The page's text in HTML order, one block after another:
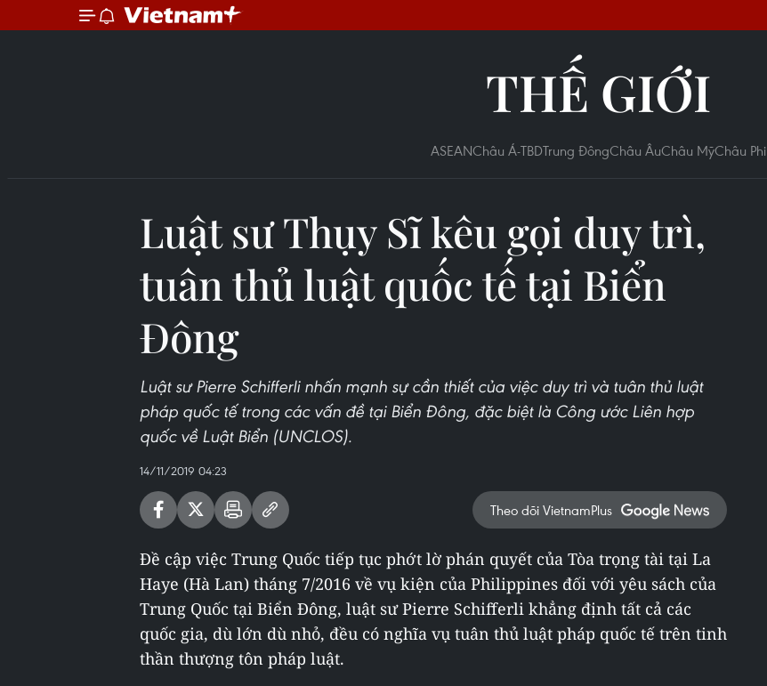
THẾ GIỚI
ASEANChâu Á-TBDTrung ĐôngChâu ÂuChâu MỹChâu Phi
Luật sư Thụy Sĩ kêu gọi duy trì,
tuân thủ luật quốc tế tại Biển
Đông
Luật sư Pierre Schifferli nhấn mạnh sự cần thiết của việc duy trì và tuân thủ luật
pháp quốc tế trong các vấn đề tại Biển Đông, đặc biệt là Công ước Liên hợp
quốc về Luật Biển (UNCLOS).
14/11/2019 04:23
Theo dõi VietnamPlus
Đề cập việc Trung Quốc tiếp tục phớt lờ phán quyết của Tòa trọng tài tại La
Haye (Hà Lan) tháng 7/2016 về vụ kiện của Philippines đối với yêu sách của
Trung Quốc tại Biển Đông, luật sư Pierre Schifferli khẳng định tất cả các
quốc gia, dù lớn dù nhỏ, đều có nghĩa vụ tuân thủ luật pháp quốc tế trên tinh
thần thượng tôn pháp luật.